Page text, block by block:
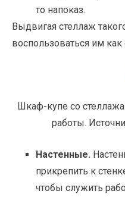
то напоказ.
Выдвигая стеллаж
воспользоваться им как
Шкаф-купе со
работы.
Настенные.
прикрепить к
чтобы служить